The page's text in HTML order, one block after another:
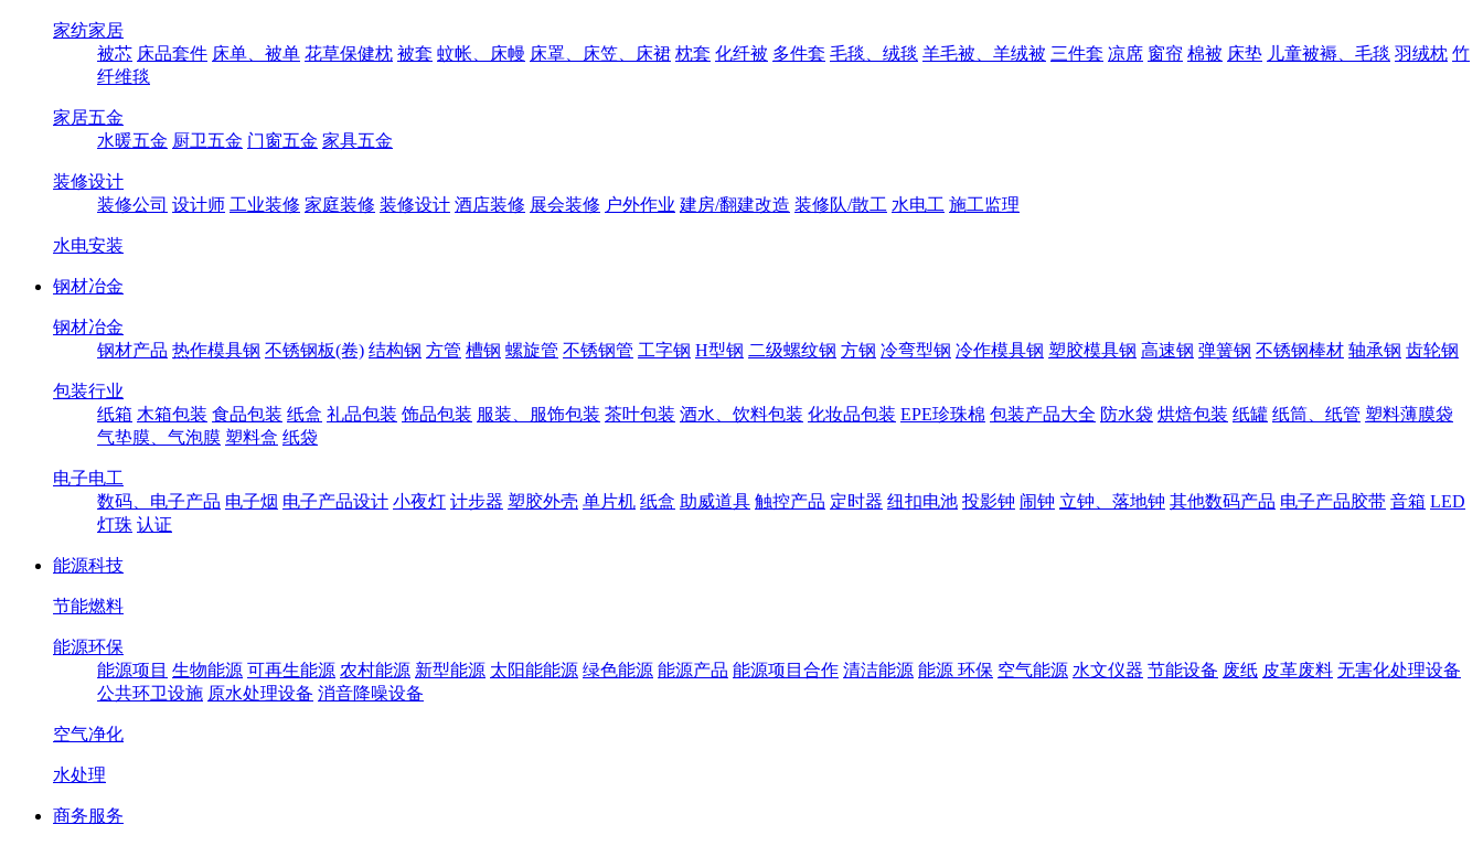
家纺家居
被芯 床品套件 床单、被单 花草保健枕 被套 蚊帐、床幔 床罩、床笠、床裙 枕套 化纤被 多件套 毛毯、绒毯 羊毛被、羊绒被 三件套 凉席 窗帘 棉被 床垫 儿童被褥、毛毯 羽绒枕 竹
纤维毯
家居五金
水暖五金 厨卫五金 门窗五金 家具五金
装修设计
装修公司 设计师 工业装修 家庭装修 装修设计 酒店装修 展会装修 户外作业 建房/翻建改造 装修队/散工 水电工 施工监理
水电安装
钢材冶金
钢材冶金
钢材产品 热作模具钢 不锈钢板(卷) 结构钢 方管 槽钢 螺旋管 不锈钢管 工字钢 H型钢 二级螺纹钢 方钢 冷弯型钢 冷作模具钢 塑胶模具钢 高速钢 弹簧钢 不锈钢棒材 轴承钢 齿轮钢
包装行业
纸箱 木箱包装 食品包装 纸盒 礼品包装 饰品包装 服装、服饰包装 茶叶包装 酒水、饮料包装 化妆品包装 EPE珍珠棉 包装产品大全 防水袋 烘焙包装 纸罐 纸筒、纸管 塑料薄膜袋
气垫膜、气泡膜 塑料盒 纸袋
电子电工
数码、电子产品 电子烟 电子产品设计 小夜灯 计步器 塑胶外壳 单片机 纸盒 助威道具 触控产品 定时器 纽扣电池 投影钟 闹钟 立钟、落地钟 其他数码产品 电子产品胶带 音箱 LED
灯珠 认证
能源科技
节能燃料
能源环保
能源项目 生物能源 可再生能源 农村能源 新型能源 太阳能能源 绿色能源 能源产品 能源项目合作 清洁能源 能源 环保 空气能源 水文仪器 节能设备 废纸 皮革废料 无害化处理设备
公共环卫设施 原水处理设备 消音降噪设备
空气净化
水处理
商务服务